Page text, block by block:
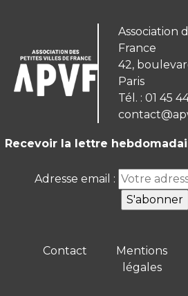
Association
France
42,
Paris
Tél. : 01 45
Recevoir la lettre
Adresse email :
Contact
Mentions
légales